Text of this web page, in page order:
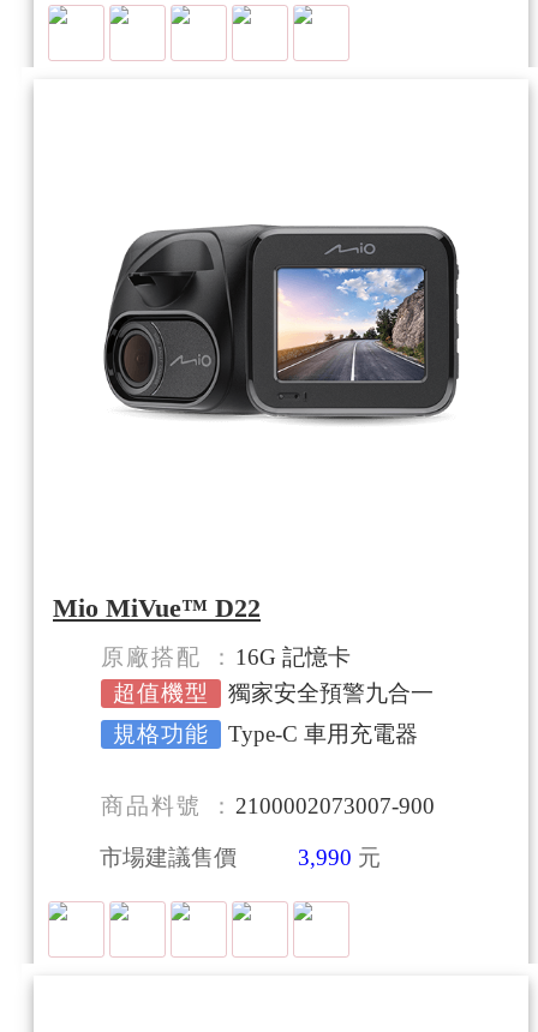
Mio MiVue™ D22
原廠搭配
16G 記憶卡
超值機型
獨家安全預警九合一
規格功能
Type-C 車用充電器
商品料號 2100002073007-900
市場建議售價 3,990 元